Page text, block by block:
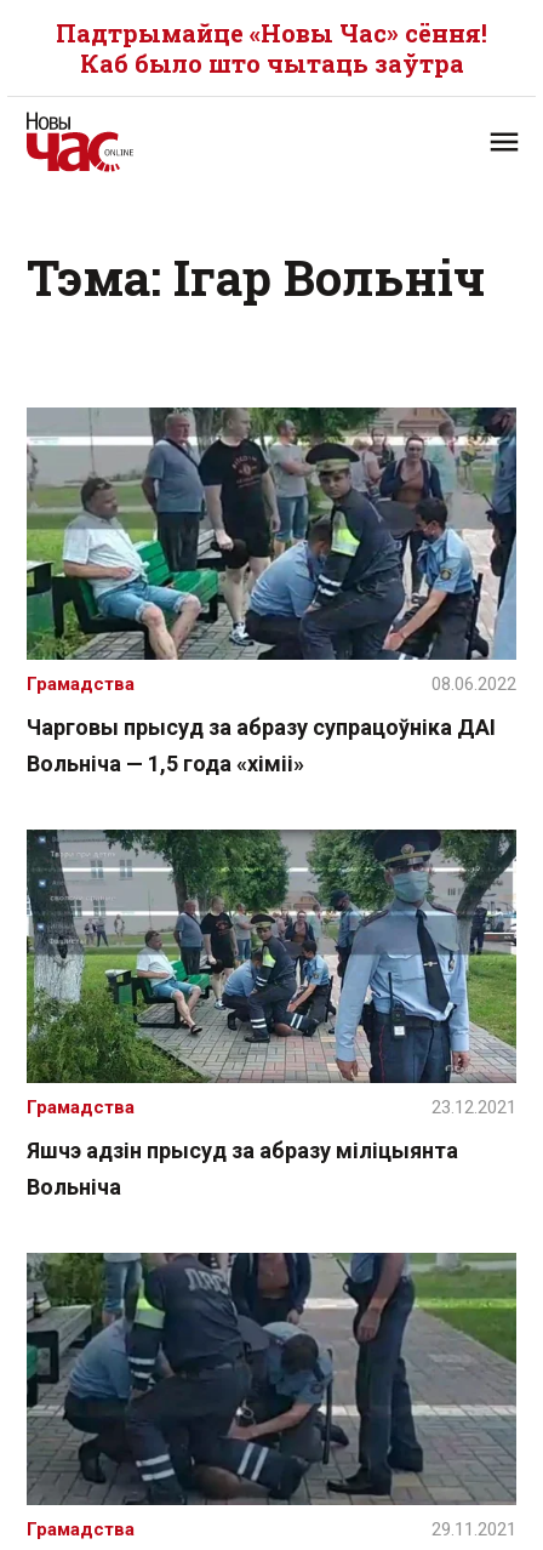
Падтрымайце «Новы Час» сёння!
Каб было што чытаць заўтра
Тэма: Ігар Вольніч
Чарговы прысуд за абразу супрацоўніка ДАІ
Вольніча — 1,5 года «хіміі»
Грамадства 08.06.2022
Яшчэ адзін прысуд за абразу міліцыянта
Вольніча
Грамадства 23.12.2021
Грамадства 29.11.2021